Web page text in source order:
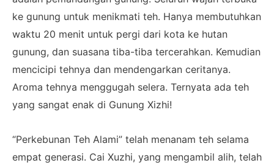
ke gunung untuk menikmati teh. Hanya membutuhkan
waktu 20 menit untuk pergi dari kota ke hutan
gunung, dan suasana tiba-tiba tercerahkan. Kemudian
mencicipi tehnya dan mendengarkan ceritanya.
Aroma tehnya menggugah selera. Ternyata ada teh
yang sangat enak di Gunung Xizhi!
“Perkebunan Teh Alami” telah menanam teh selama
empat generasi. Cai Xuzhi, yang mengambil alih, telah